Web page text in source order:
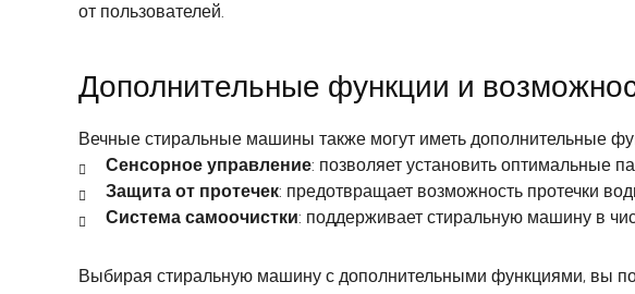
от пользователей.
Дополнительные функции и
Вечные стиральные машины также могут иметь дополнительные
Сенсорное управление: позволяет установить оптимальные
Защита от протечек: предотвращает возможность протечки
Система самоочистки: поддерживает стиральную машину в
Выбирая стиральную машину с дополнительными функциями, вы